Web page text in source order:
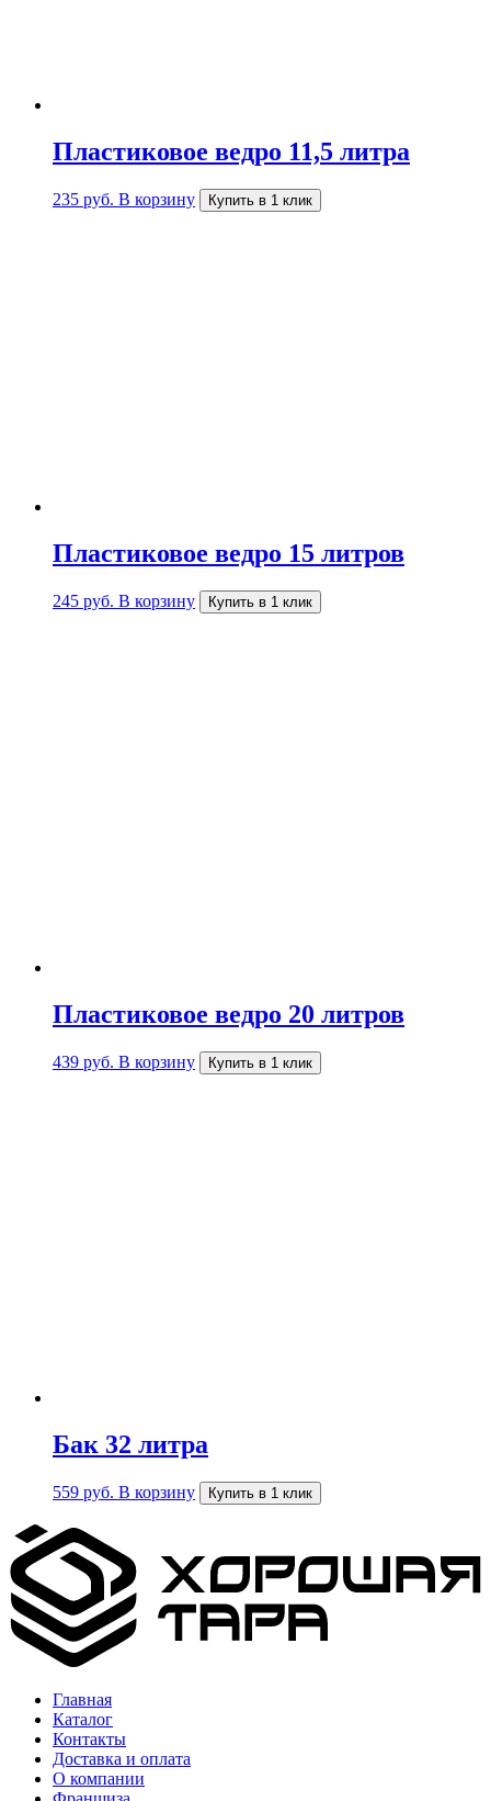
Пластиковое ведро 11,5 литра
235 руб. В корзину Купить в 1 клик
Пластиковое ведро 15 литров
245 руб. В корзину Купить в 1 клик
Пластиковое ведро 20 литров
439 руб. В корзину Купить в 1 клик
Бак 32 литра
559 руб. В корзину Купить в 1 клик
Главная
Каталог
Контакты
Доставка и оплата
О компании